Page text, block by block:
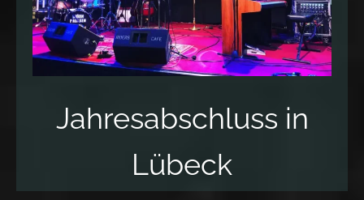
Jahresabschluss in
Lübeck